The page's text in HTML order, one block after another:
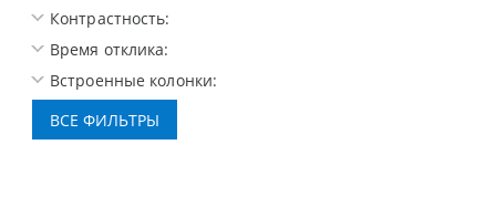
Контрастность:
Время отклика:
Встроенные колонки: